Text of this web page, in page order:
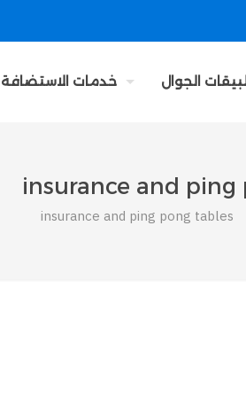
الجوال خدمات الاستضافة
insurance and ping
insurance and ping pong tables